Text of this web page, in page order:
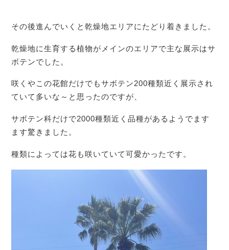
その後進んでいくと乾燥地エリアにたどり着きました。
乾燥地に生育する植物がメインのエリアで主な展示はサ
ボテンでした。
咲くやこの花館だけでもサボテン200種類近く展示され
ていて多いな～と思ったのですが、
サボテン科だけで2000種類近く品種があるようでます
ます驚きました。
種類によっては花も咲いていて可愛かったです。